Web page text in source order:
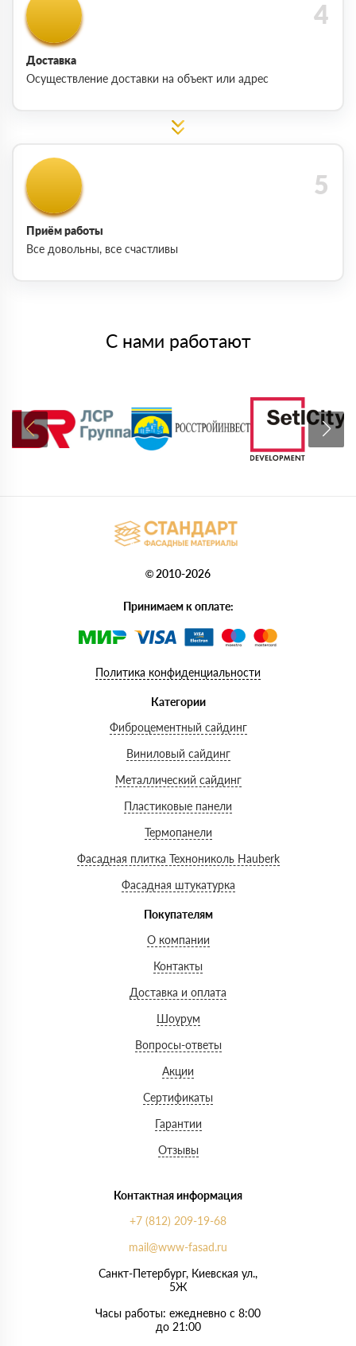
Доставка
Осуществление доставки на объект или адрес
Приём работы
Все довольны, все счастливы
С нами работают
© 2010-2026
Принимаем к оплате:
Политика конфиденциальности
Категории
Фиброцементный сайдинг
Виниловый сайдинг
Металлический сайдинг
Пластиковые панели
Термопанели
Фасадная плитка Технониколь Hauberk
Фасадная штукатурка
Покупателям
О компании
Контакты
Доставка и оплата
Шоурум
Вопросы-ответы
Акции
Сертификаты
Гарантии
Отзывы
Контактная информация
+7 (812) 209-19-68
mail@www-fasad.ru
Санкт-Петербург, ​Киевская ул.,
5Ж
Часы работы: ежедневно с 8:00
до 21:00